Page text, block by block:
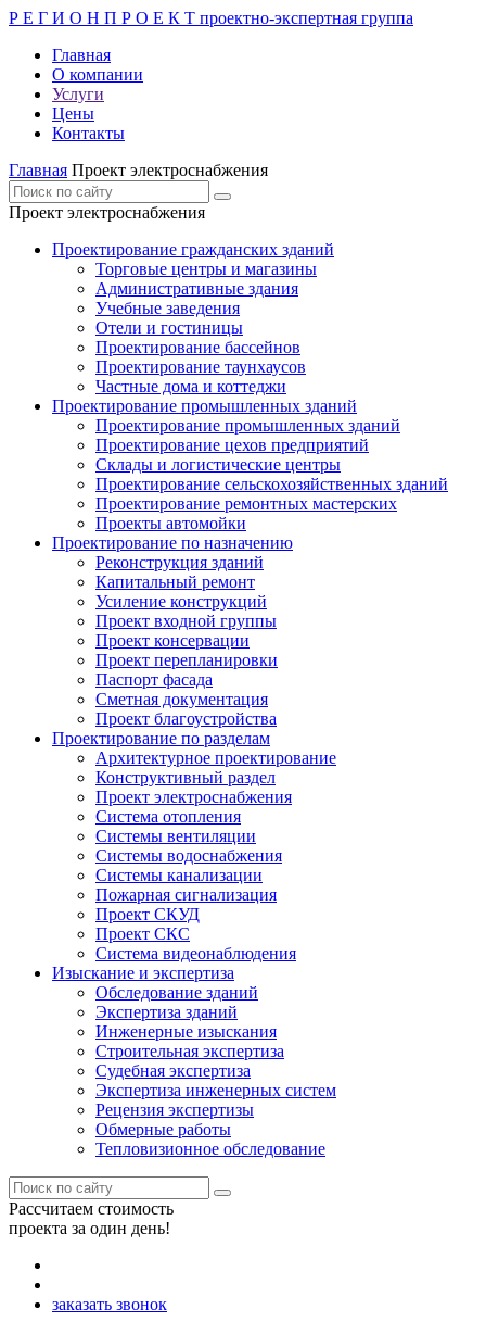
Р Е Г И О Н П Р О Е К Т проектно-экспертная группа
Главная
О компании
Услуги
Цены
Контакты
Главная Проект электроснабжения
Проект электроснабжения
Проектирование гражданских зданий
Торговые центры и магазины
Административные здания
Учебные заведения
Отели и гостиницы
Проектирование бассейнов
Проектирование таунхаусов
Частные дома и коттеджи
Проектирование промышленных зданий
Проектирование промышленных зданий
Проектирование цехов предприятий
Склады и логистические центры
Проектирование сельскохозяйственных зданий
Проектирование ремонтных мастерских
Проекты автомойки
Проектирование по назначению
Реконструкция зданий
Капитальный ремонт
Усиление конструкций
Проект входной группы
Проект консервации
Проект перепланировки
Паспорт фасада
Сметная документация
Проект благоустройства
Проектирование по разделам
Архитектурное проектирование
Конструктивный раздел
Проект электроснабжения
Система отопления
Системы вентиляции
Системы водоснабжения
Системы канализации
Пожарная сигнализация
Проект СКУД
Проект СКС
Система видеонаблюдения
Изыскание и экспертиза
Обследование зданий
Экспертиза зданий
Инженерные изыскания
Строительная экспертиза
Судебная экспертиза
Экспертиза инженерных систем
Рецензия экспертизы
Обмерные работы
Тепловизионное обследование
Рассчитаем стоимость
проекта за один день!
заказать звонок